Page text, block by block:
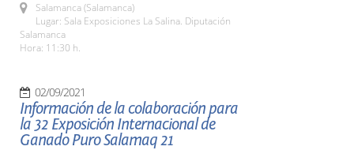
Salamanca (Salamanca)
Lugar: Sala Exposiciones La Salina. Diputación
Salamanca
Hora: 11:30 h.
02/09/2021
Información de la colaboración para
la 32 Exposición Internacional de
Ganado Puro Salamaq 21